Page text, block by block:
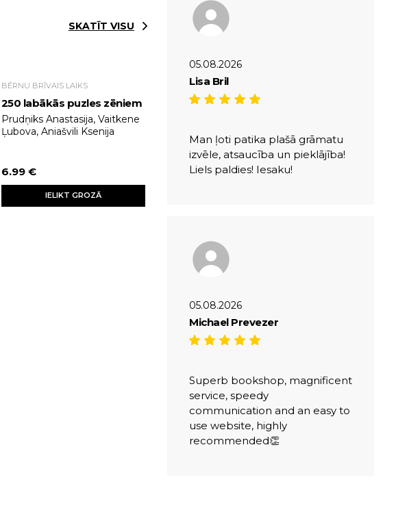
SKATĪT VISU
BĒRNU BRĪVAIS LAIKS
250 labākās puzles zēniem
Prudņiks Anastasija, Vaitkene
Ļubova, Aniašvili Ksenija
6.99 €
IELIKT GROZĀ
05.08.2026
Lisa Bril
Man ļoti patika plašā grāmatu
izvēle, atsaucība un pieklājība!
Liels paldies! Iesaku!
05.08.2026
Michael Prevezer
Superb bookshop, magnificent
service, speedy
communication and an easy to
use website, highly
recommended👏